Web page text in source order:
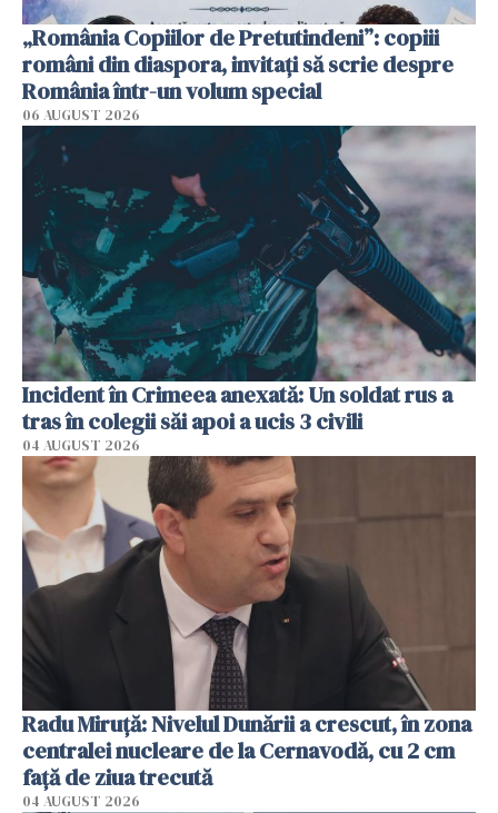
„România Copiilor de Pretutindeni”: copiii
români din diaspora, invitați să scrie despre
România într-un volum special
06 AUGUST 2026
Incident în Crimeea anexată: Un soldat rus a
tras în colegii săi apoi a ucis 3 civili
04 AUGUST 2026
Radu Miruţă: Nivelul Dunării a crescut, în zona
centralei nucleare de la Cernavodă, cu 2 cm
faţă de ziua trecută
04 AUGUST 2026